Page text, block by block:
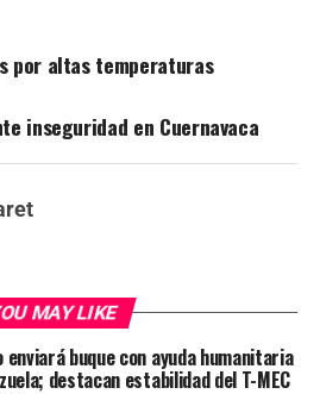
por altas temperaturas
inseguridad en Cuernavaca
MAY LIKE
enviará buque con ayuda humanitaria
destacan estabilidad del T-MEC